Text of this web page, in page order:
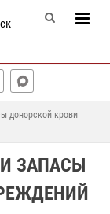
донорской крови
ЗАПАСЫ